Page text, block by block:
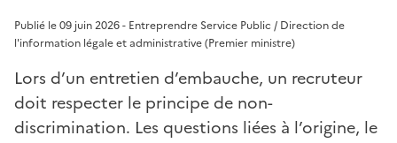
Publié le 09 juin 2026 - Entreprendre Service Public / Direction de
l'information légale et administrative (Premier ministre)
Lors d’un entretien d’embauche, un recruteur
doit respecter le principe de non-
discrimination. Les questions liées à l’origine, le